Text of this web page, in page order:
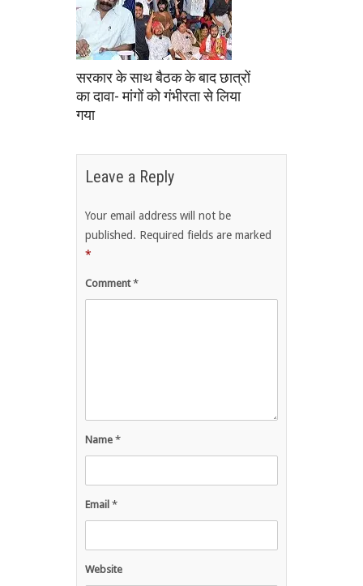
सरकार के साथ बैठक के बाद छात्रों
का दावा- मांगों को गंभीरता से लिया
गया
Leave a Reply
Your email address will not be
published. Required fields are marked
*
Comment*
Name *
Email *
Website